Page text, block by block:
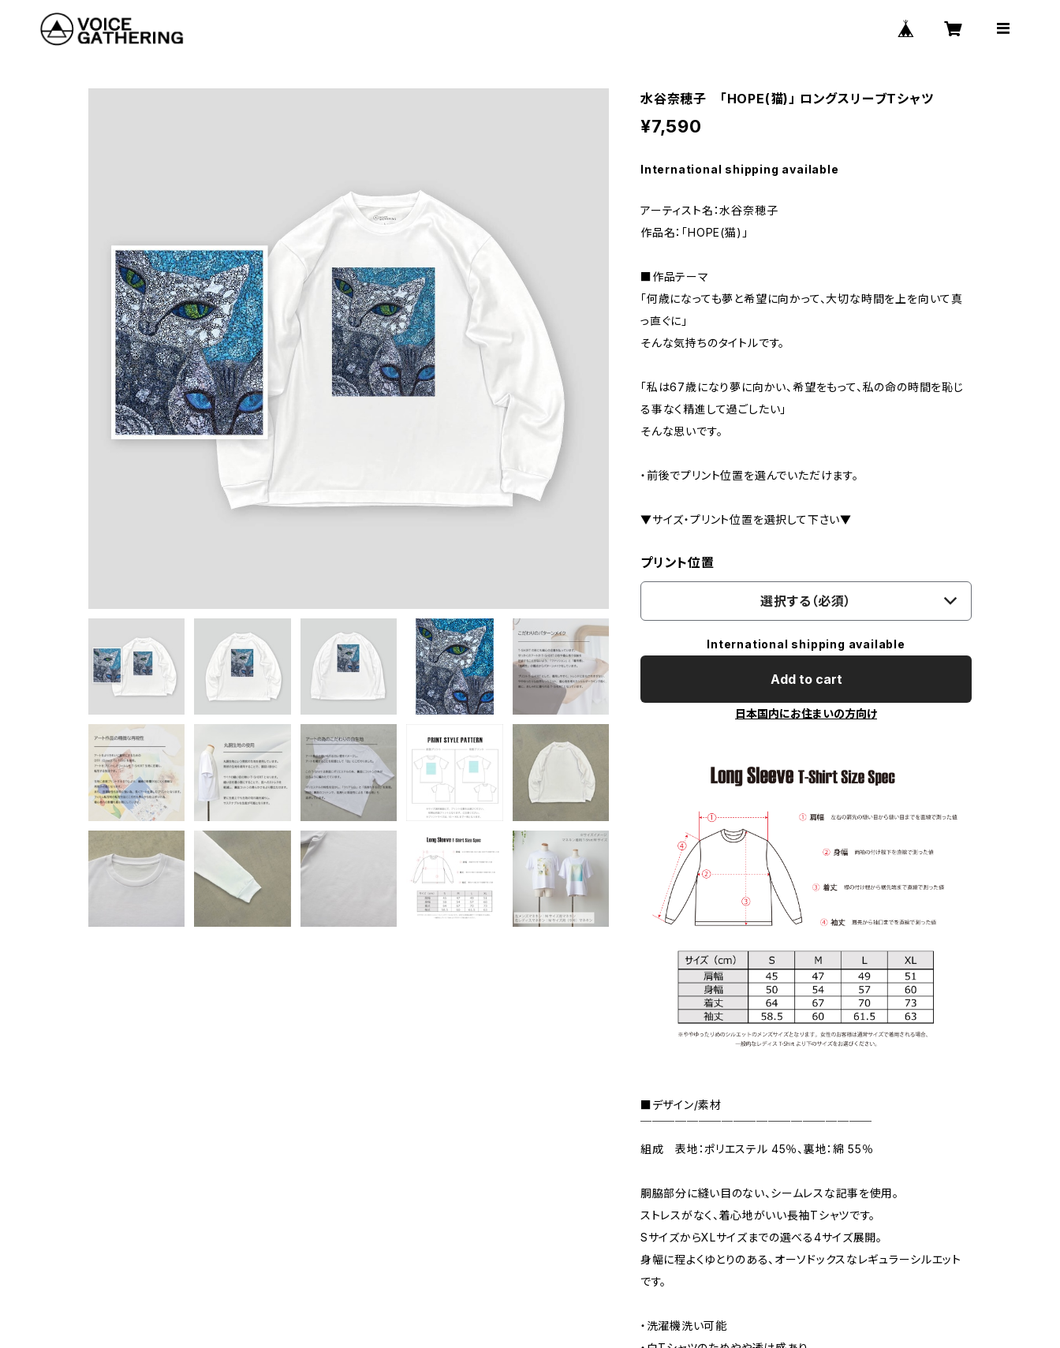
水谷奈穂子 「HOPE(猫)」 ロングスリーブTシャツ
¥7,590
International shipping available
アーティスト名：水谷奈穂子
作品名：「HOPE(猫)」
■作品テーマ
「何歳になっても夢と希望に向かって、大切な時間を上を向いて真
っ直ぐに」
そんな気持ちのタイトルです。
「私は67歳になり夢に向かい、希望をもって、私の命の時間を恥じ
る事なく精進して過ごしたい」
そんな思いです。
・前後でプリント位置を選んでいただけます。
▼サイズ・プリント位置を選択して下さい▼
プリント位置
選択する（必須）
International shipping available
Add to cart
日本国内にお住まいの方向け
■デザイン/素材
組成 表地：ポリエステル 45％、裏地：綿 55％
胴脇部分に縫い目のない、シームレスな記事を使用。
ストレスがなく、着心地がいい長袖Tシャツです。
SサイズからXLサイズまでの選べる4サイズ展開。
身幅に程よくゆとりのある、オーソドックスなレギュラーシルエット
です。
・洗濯機洗い可能